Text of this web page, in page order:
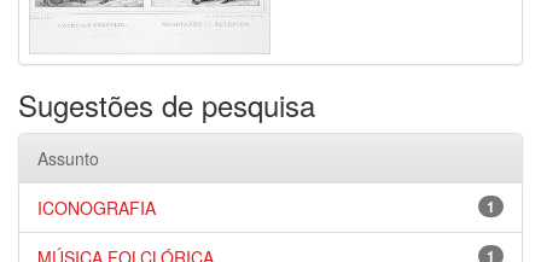
Sugestões de pesquisa
Assunto
1
ICONOGRAFIA
1
MÚSICA FOLCLÓRICA